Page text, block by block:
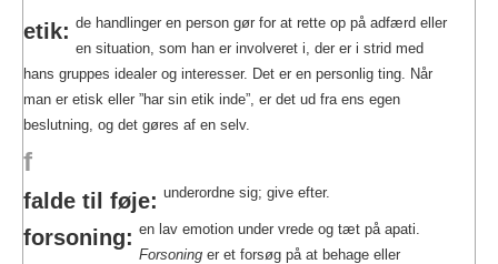
etik: de handlinger en person gør for at rette op på adfærd eller
en situation, som han er involveret i, der er i strid med
hans gruppes idealer og interesser. Det er en personlig ting. Når
man er etisk eller ”har sin etik inde”, er det ud fra ens egen
beslutning, og det gøres af en selv.
f
falde til føje: underordne sig; give efter.
forsoning: en lav emotion under vrede og tæt på apati.
Forsoning er et forsøg på at behage eller